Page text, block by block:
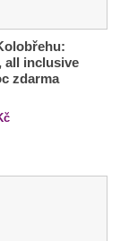
all inclusive
zdarma